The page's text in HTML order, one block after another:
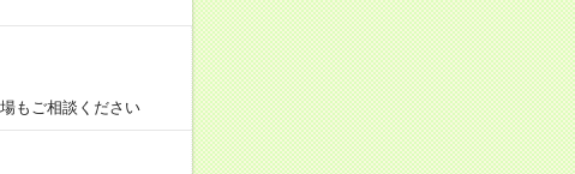
もご相談ください